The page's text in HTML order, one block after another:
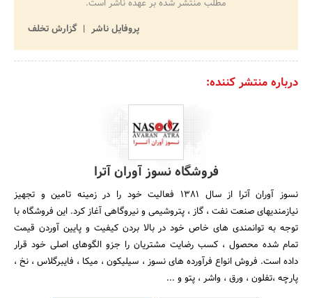
مطلب منتشر شده بر عهده ناشر است.
پروفایل ناشر
گزارش تخلف
درباره منتشر کننده:
فروشگاه نسوز آوران آترا
نسوز آوران آترا از سال ۱۳۸۱ فعالیت خود را در زمینه تامین و تجهیز
نیازمندیهای صنعت نفت ، گاز ، پتروشیمی و نیروگاهی آغاز کرد. این فروشگاه با
توجه به توانمندی های خاص خود در بالا بردن کیفیت و پایین آوردن قیمت
تمام شده محصول ، کسب رضایت مشتریان را جزو الگوهای اصلی خود قرار
داده است. فروش انواع فرآورده های نسوز ، سیلیکون ، میکا ، فایبرگلاس ، نخ ،
پارچه ،تفلون ، ورق ، واشر ، پتو و ...